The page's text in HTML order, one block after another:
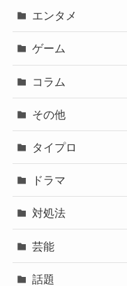
エンタメ
ゲーム
コラム
その他
タイプロ
ドラマ
対処法
芸能
話題